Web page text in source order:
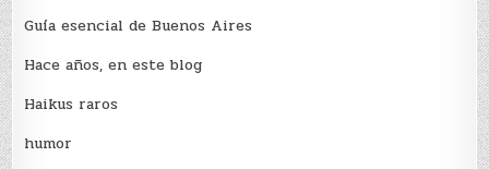
Guía esencial de Buenos Aires
Hace años, en este blog
Haikus raros
humor